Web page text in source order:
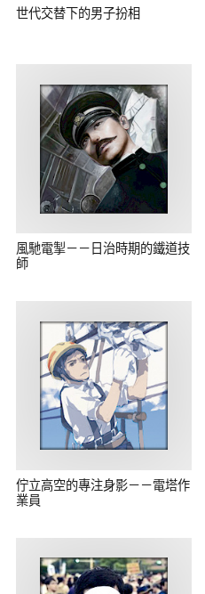
世代交替下的男子扮相
風馳電掣－－日治時期的鐵道技
師
佇立高空的專注身影－－電塔作
業員